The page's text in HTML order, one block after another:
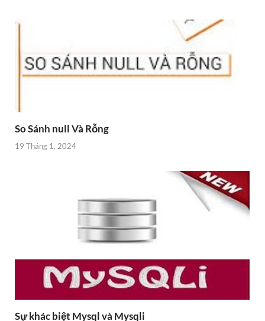
So Sánh null Và Rỗng
19 Tháng 1, 2024
Sự khác biệt Mysql và Mysqli